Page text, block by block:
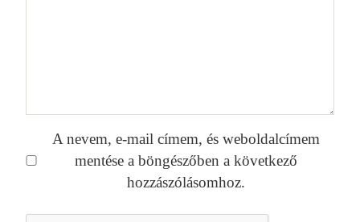
A nevem, e-mail címem, és weboldalcímem
mentése a böngészőben a következő
hozzászólásomhoz.